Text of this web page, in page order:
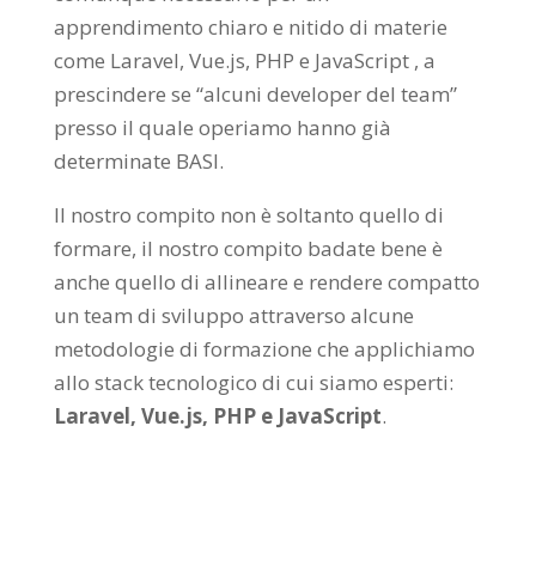
apprendimento chiaro e nitido di materie
come Laravel, Vue.js, PHP e JavaScript , a
prescindere se “alcuni developer del team”
presso il quale operiamo hanno già
determinate BASI.
Il nostro compito non è soltanto quello di
formare, il nostro compito badate bene è
anche quello di allineare e rendere compatto
un team di sviluppo attraverso alcune
metodologie di formazione che applichiamo
allo stack tecnologico di cui siamo esperti:
Laravel, Vue.js, PHP e JavaScript.